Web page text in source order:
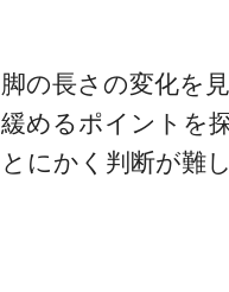
脚の長さの変化を
緩めるポイントを
とにかく判断が難